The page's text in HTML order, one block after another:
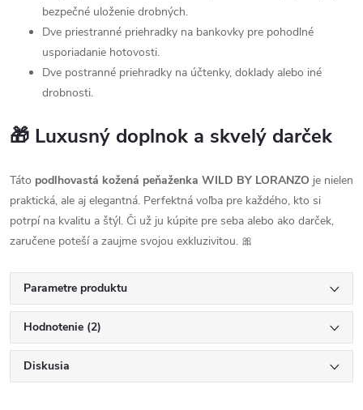
bezpečné uloženie drobných.
Dve priestranné priehradky na bankovky pre pohodlné
usporiadanie hotovosti.
Dve postranné priehradky na účtenky, doklady alebo iné
drobnosti.
🎁 Luxusný doplnok a skvelý darček
Táto podlhovastá kožená peňaženka WILD BY LORANZO je nielen
praktická, ale aj elegantná. Perfektná voľba pre každého, kto si
potrpí na kvalitu a štýl. Či už ju kúpite pre seba alebo ako darček,
zaručene poteší a zaujme svojou exkluzivitou. 🎀
Parametre produktu
Hodnotenie (2)
Diskusia